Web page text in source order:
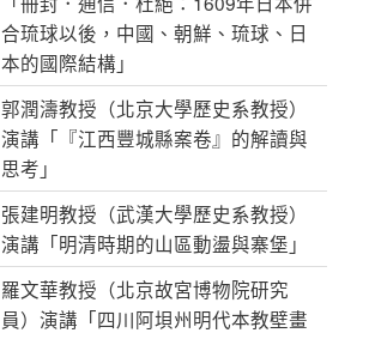
合琉球以後，中國、朝鮮、琉球、日
本的國際結構」
郭潤濤教授（北京大學歷史系教授）
演講「『江西豐城縣案卷』的解讀與
思考」
張建明教授（武漢大學歷史系教授）
演講「明清時期的山區動盪與寨堡」
羅文華教授（北京故宮博物院研究
員）演講「四川阿垻州明代本教壁畫